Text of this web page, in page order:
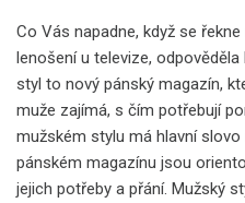
Co Vás napadne, když se
lenošení u televize,
styl to nový pánský magazín,
muže zajímá, s čím potřebují
mužském stylu má hlavní
pánském magazínu jsou
jejich potřeby a přání. Mužský